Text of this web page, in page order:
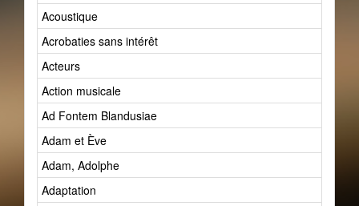
Acoustique
Acrobaties sans intérêt
Acteurs
Action musicale
Ad Fontem Blandusiae
Adam et Ève
Adam, Adolphe
Adaptation